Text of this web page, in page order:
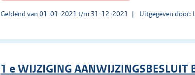
Geldend van 01-01-2021 t/m 31-12-2021 Uitgegeven door:
1 e WIJZIGING AANWIJZINGSBESLUIT